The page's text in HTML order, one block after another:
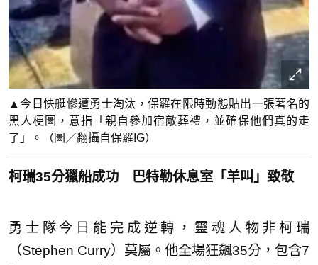
▲今日快艇慘遭勇士淘汰，保羅在限時動態貼出一張著名的
黑人梗圖，意指「親自參加宿敵葬禮，並確保他們真的走
了」。（圖／翻攝自保羅IG）
柯瑞35分獵船成功 巴特勒休息室「羊叫」致敬
勇士隊今日能完成逆轉，靈魂人物非柯瑞
（Stephen Curry）莫屬。他全場狂飆35分，包含7